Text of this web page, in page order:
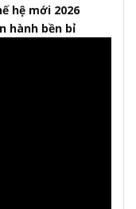
hệ mới 2026
hành bền bỉ